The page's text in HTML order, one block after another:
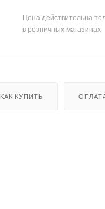
Цена действительна
в розничных магазинах
КАК КУПИТЬ